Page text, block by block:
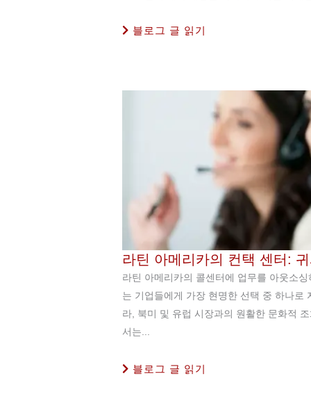
블로그 글 읽기
라틴 아메리카의 컨택 센터:
라틴 아메리카의 콜센터에 업무를 아웃소
는 기업들에게 가장 현명한 선택 중 하나로
라, 북미 및 유럽 시장과의 원활한 문화적
서는...
블로그 글 읽기